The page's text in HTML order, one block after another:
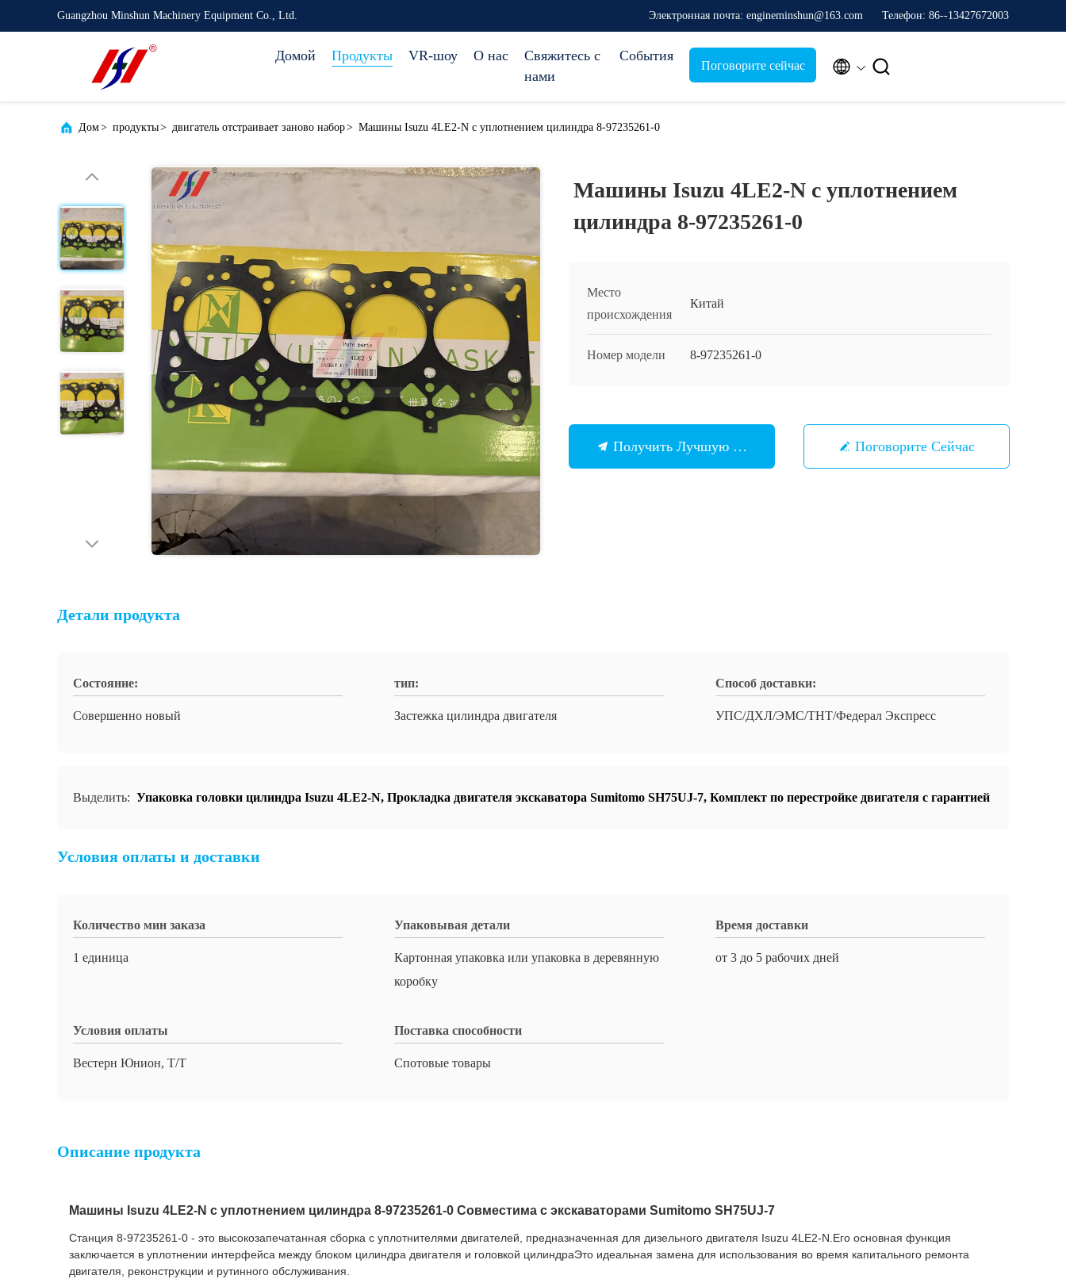
Guangzhou Minshun Machinery Equipment Co., Ltd. Электронная почта: engineminshun@163.com Телефон: 86--13427672003
Домой Продукты VR-шоу О нас
Свяжитесь с
нами
События
Поговорите сейчас  
Дом> продукты> двигатель отстраивает заново набор> Машины Isuzu 4LE2-N с уплотнением цилиндра 8-97235261-0
Машины Isuzu 4LE2-N с уплотнением
цилиндра 8-97235261-0
Место
происхождения
Китай
Номер модели 8-97235261-0
Получить Лучшую Цену Поговорите Сейчас
Детали продукта
Состояние:
Совершенно новый
тип:
Застежка цилиндра двигателя
Способ доставки:
УПС/ДХЛ/ЭМС/ТНТ/Федерал Экспресс
Выделить: Упаковка головки цилиндра Isuzu 4LE2-N, Прокладка двигателя экскаватора Sumitomo SH75UJ-7, Комплект по перестройке двигателя с гарантией
Условия оплаты и доставки
Количество мин заказа
1 единица
Упаковывая детали
Картонная упаковка или упаковка в деревянную
коробку
Время доставки
от 3 до 5 рабочих дней
Условия оплаты
Вестерн Юнион, Т/Т
Поставка способности
Спотовые товары
Описание продукта
Машины Isuzu 4LE2-N с уплотнением цилиндра 8-97235261-0 Совместима с экскаваторами Sumitomo SH75UJ-7
Станция 8-97235261-0 - это высокозапечатанная сборка с уплотнителями двигателей, предназначенная для дизельного двигателя Isuzu 4LE2-N.Его основная функция
заключается в уплотнении интерфейса между блоком цилиндра двигателя и головкой цилиндраЭто идеальная замена для использования во время капитального ремонта
двигателя, реконструкции и рутинного обслуживания.